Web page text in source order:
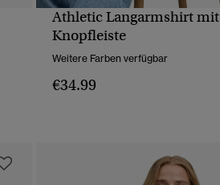
SCHNELLANSICHT
Athletic Langarmshirt mit
Knopfleiste
Weitere Farben verfügbar
€34.99